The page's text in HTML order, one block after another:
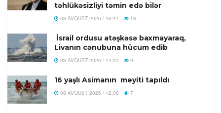
təhlükəsizliyi təmin edə bilər
08 AVQUST 2026 / 16:41 18
İsrail ordusu atəşkəsə baxmayaraq,
Livanın cənubuna hücum edib
08 AVQUST 2026 / 14:31 9
16 yaşlı Asimanın meyiti tapıldı
08 AVQUST 2026 / 12:08 7